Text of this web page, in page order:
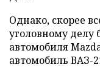
Однако, скорее
уголовному делу
автомобиля
автомобиль ВАЗ-